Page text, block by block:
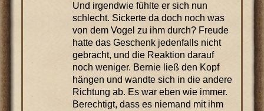
Und irgendwie fühlte er sich nun
schlecht. Sickerte da doch noch was
von dem Vogel zu ihm durch? Freude
hatte das Geschenk jedenfalls nicht
gebracht, und die Reaktion darauf
noch weniger. Bernie ließ den Kopf
hängen und wandte sich in die andere
Richtung ab. Es war eben wie immer.
Berechtigt, dass es niemand mit ihm